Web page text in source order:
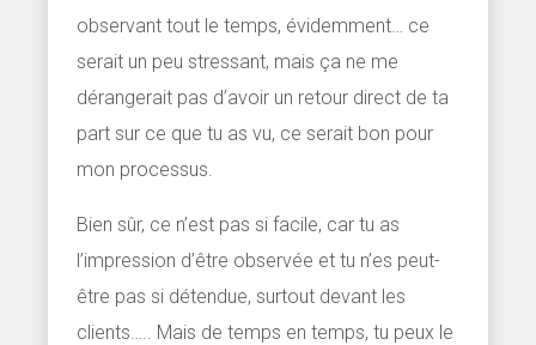
observant tout le temps, évidemment… ce
serait un peu stressant, mais ça ne me
dérangerait pas d’avoir un retour direct de ta
part sur ce que tu as vu, ce serait bon pour
mon processus.
Bien sûr, ce n’est pas si facile, car tu as
l’impression d’être observée et tu n’es peut-
être pas si détendue, surtout devant les
clients….. Mais de temps en temps, tu peux le